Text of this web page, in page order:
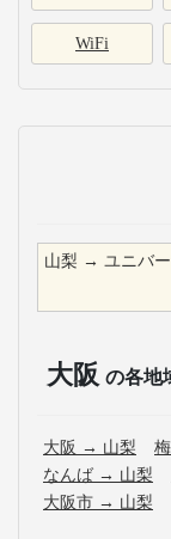
WiFi
山梨 → ユニバ
大阪 の各地
大阪 → 山梨
なんば → 山梨
大阪市 → 山梨